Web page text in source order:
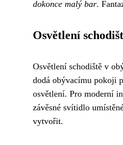
dokonce malý bar.
Osvětlení
Osvětlení schodiště v
dodá obývacímu pokoji
osvětlení. Pro moderní
závěsné svítidlo
vytvořit.